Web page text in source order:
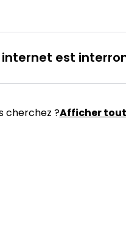
est
cherchez ?Afficher